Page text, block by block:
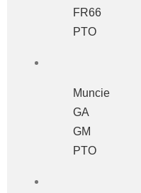
FR66
PTO
Muncie
GA
GM
PTO